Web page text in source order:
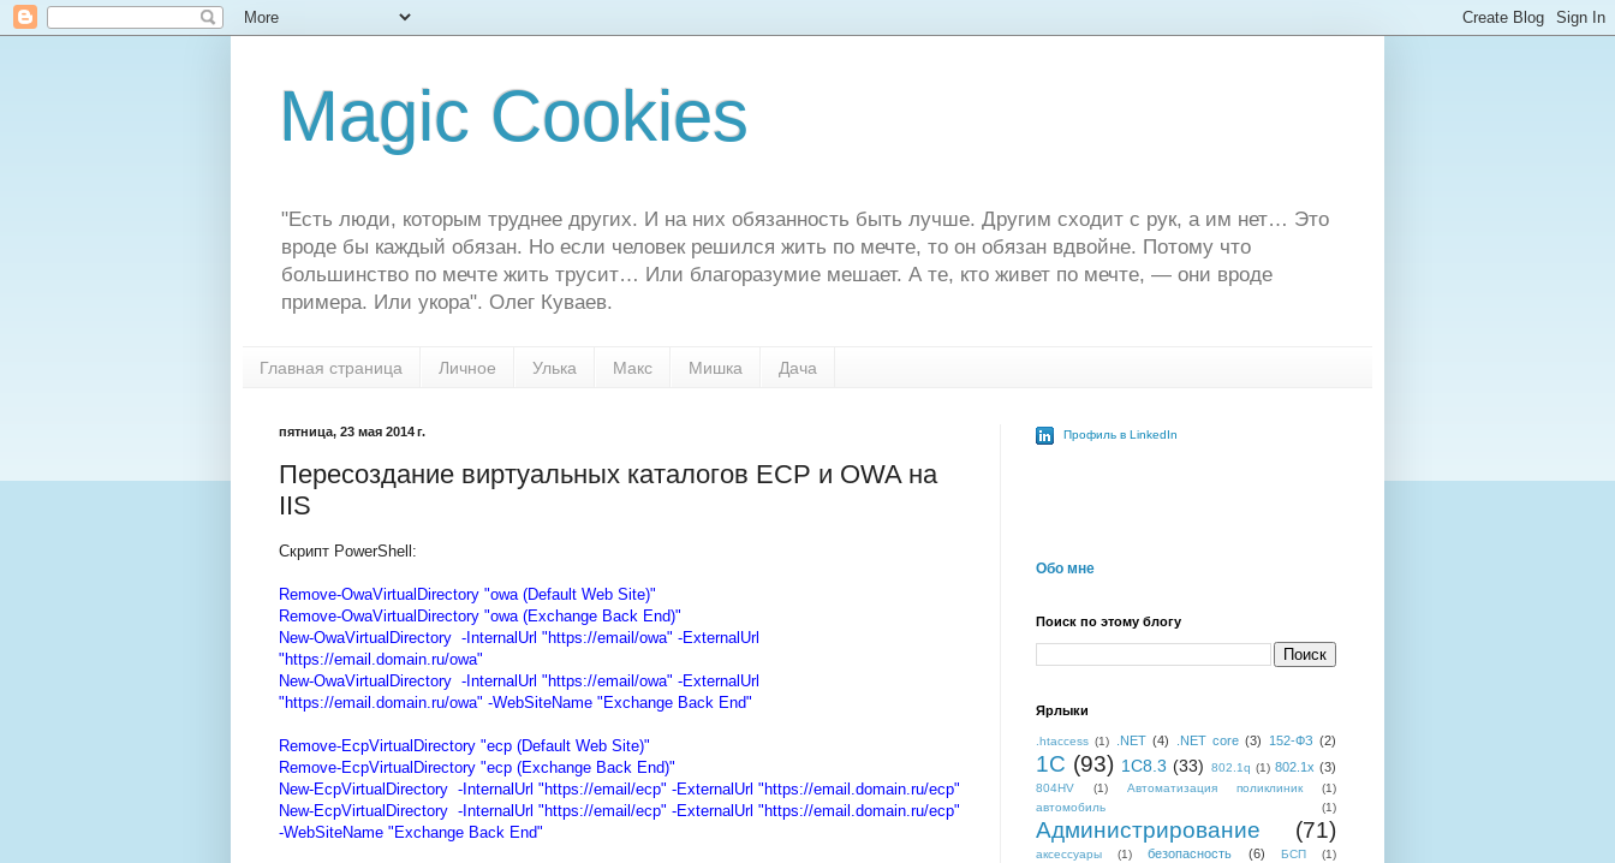
Magic Cookies
"Есть люди, которым труднее других. И на них обязанность быть лучше. Другим сходит с рук, а им нет… Это
вроде бы каждый обязан. Но если человек решился жить по мечте, то он обязан вдвойне. Потому что
большинство по мечте жить трусит… Или благоразумие мешает. А те, кто живет по мечте, — они вроде
примера. Или укора". Олег Куваев.
Главная страница Личное Улька Макс Мишка Дача
пятница, 23 мая 2014 г.
Пересоздание виртуальных каталогов ECP и OWA на
IIS
Cкрипт PowerShell:
Remove-OwaVirtualDirectory "owa (Default Web Site)"
Remove-OwaVirtualDirectory "owa (Exchange Back End)"
New-OwaVirtualDirectory -InternalUrl "https://email/owa" -ExternalUrl
"https://email.domain.ru/owa"
New-OwaVirtualDirectory -InternalUrl "https://email/owa" -ExternalUrl
"https://email. domain .ru/owa" -WebSiteName "Exchange Back End"
Remove-EcpVirtualDirectory "ecp (Default Web Site)"
Remove-EcpVirtualDirectory "ecp (Exchange Back End)"
New-EcpVirtualDirectory -InternalUrl "https://email/ecp" -ExternalUrl "https://email. domain .ru/ecp"
New-EcpVirtualDirectory -InternalUrl "https://email/ecp" -ExternalUrl "https://email. domain .ru/ecp"
-WebSiteName "Exchange Back End"
Профиль в LinkedIn
Обо мне
Поиск по этому блогу
Ярлыки
.htaccess (1) .NET (4) .NET core (3) 152-ФЗ (2)
1С (93) 1C8.3 (33) 802.1q (1) 802.1x (3)
804HV (1) Автоматизация поликлиник
(1)
автомобиль
(1)
Администрирование (71)
аксессуары (1) безопасность (6) БСП
(1)